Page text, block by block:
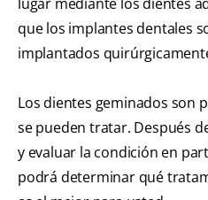
que los implantes dentales
implantados
Los dientes geminados son
se pueden tratar. Después
y evaluar la condición en
podrá determinar qué